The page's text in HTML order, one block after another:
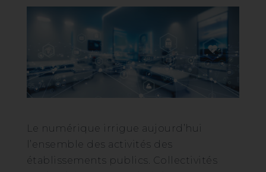
Le numérique irrigue aujourd’hui
l’ensemble des activités des
établissements publics. Collectivités